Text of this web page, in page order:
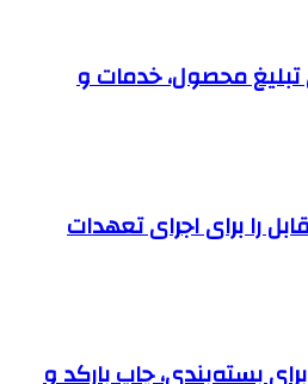
محصول، خدمات و
را برای اجرای تعهدات
بسته‌بندی، چاپ بارکد و